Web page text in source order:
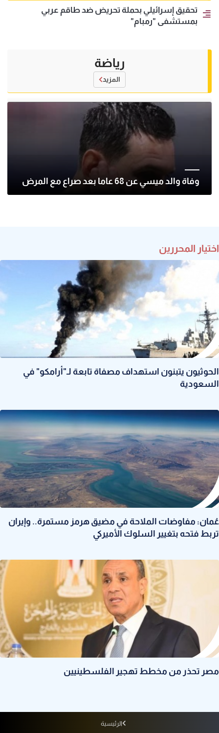
تحقيق إسرائيلي بحملة تحريض ضد طاقم عربي
بمستشفى "رمبام"
رياضة
المزيد
وفاة والد ميسي عن 68 عاما بعد صراع مع المرض
اختيار المحررين
الحوثيون يتبنون استهداف مصفاة تابعة لـ"أرامكو" في
السعودية
عُمان: مفاوضات الملاحة في مضيق هرمز مستمرة.. وإيران
تربط فتحه بتغيير السلوك الأميركي
مصر تحذر من مخطط تهجير الفلسطينيين
الرئيسية